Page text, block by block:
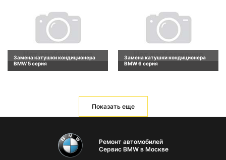
Замена катушки кондиционера
BMW 5 серия
Замена катушки кондиционера
BMW 6 серия
Показать еще
Ремонт автомобилей
Сервис BMW в Москве